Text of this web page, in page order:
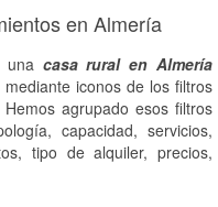
en Almería
una casa rural en Almería
iconos de los filtros
agrupado esos filtros
capacidad, servicios,
tipo de alquiler, precios,